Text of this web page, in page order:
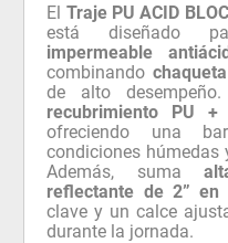
El Traje PU ACID
está diseñado
impermeable
combinando
de alto
recubrimiento PU +
ofreciendo una
condiciones húmedas
Además, suma
reflectante de 2” en
clave y un calce
durante la jornada.